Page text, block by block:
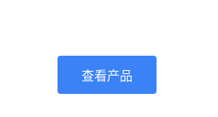
查看产品